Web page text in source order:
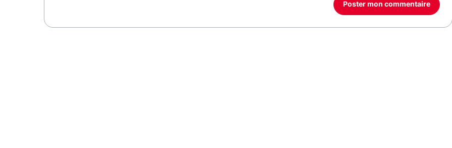
Poster mon commentaire